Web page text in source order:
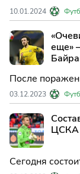
возникла
количестве
премьер-лиги.
Дмитрий
поводу.
10.01.2024
еще»
После
«Ростова»
говорить об игре. В матче 17‑го тура МИР
армейцы
2:0.
03.12.2023
ЦСКА
Сегодня